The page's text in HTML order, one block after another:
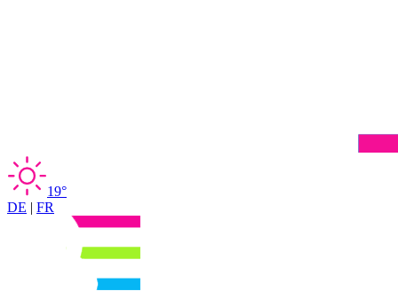
19°
DE | FR